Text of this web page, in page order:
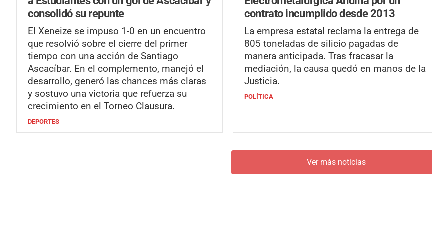
consolidó su repunte
El Xeneize se impuso 1-0 en un encuentro
que resolvió sobre el cierre del primer
tiempo con una acción de Santiago
Ascacíbar. En el complemento, manejó el
desarrollo, generó las chances más claras
y sostuvo una victoria que refuerza su
crecimiento en el Torneo Clausura.
DEPORTES
contrato incumplido desde 2013
La empresa estatal reclama la entrega de
805 toneladas de silicio pagadas de
manera anticipada. Tras fracasar la
mediación, la causa quedó en manos de la
Justicia.
POLÍTICA
Ver más noticias